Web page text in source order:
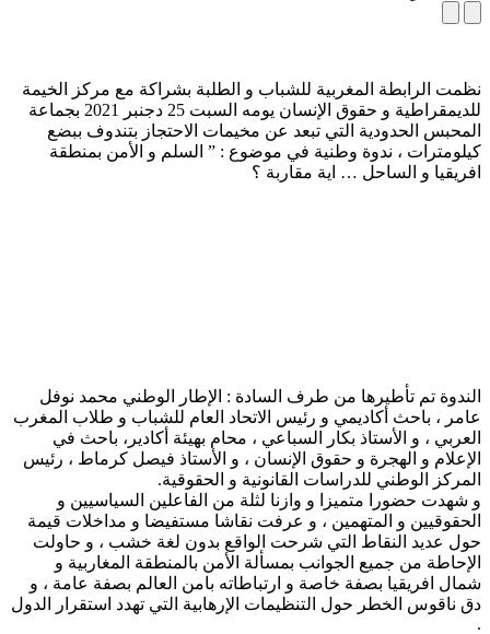
نظمت الرابطة المغربية للشباب و الطلبة بشراكة مع مركز الخيمة
للديمقراطية و حقوق الإنسان يومه السبت 25 دجنبر 2021 بجماعة
المحبس الحدودية التي تبعد عن مخيمات الاحتجاز بتندوف ببضع
كيلومترات ، ندوة وطنية في موضوع : ” السلم و الأمن بمنطقة
افريقيا و الساحل … اية مقاربة ؟
الندوة تم تأطيرها من طرف السادة : الإطار الوطني محمد نوفل
عامر ، باحث أكاديمي و رئيس الاتحاد العام للشباب و طلاب المغرب
العربي ، و الأستاذ بكار السباعي ، محام بهيئة أكادير، باحث في
الإعلام و الهجرة و حقوق الإنسان ، و الأستاذ فيصل كرماط ، رئيس
المركز الوطني للدراسات القانونية و الحقوقية.
و شهدت حضورا متميزا و وازنا لثلة من الفاعلين السياسيين و
الحقوقيين و المتهمين ، و عرفت نقاشا مستفيضا و مداخلات قيمة
حول عديد النقاط التي شرحت الواقع بدون لغة خشب ، و حاولت
الإحاطة من جميع الجوانب بمسألة الأمن بالمنطقة المغاربية و
شمال افريقيا بصفة خاصة و ارتباطاته بامن العالم بصفة عامة ، و
دق ناقوس الخطر حول التنظيمات الإرهابية التي تهدد استقرار الدول
.